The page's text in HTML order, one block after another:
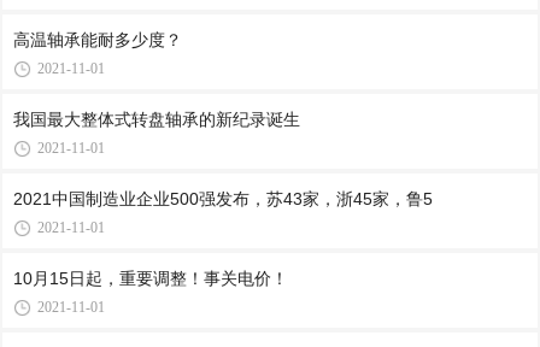
高温轴承能耐多少度？
2021-11-01
我国最大整体式转盘轴承的新纪录诞生
2021-11-01
2021中国制造业企业500强发布，苏43家，浙45家，鲁5
2021-11-01
10月15日起，重要调整！事关电价！
2021-11-01